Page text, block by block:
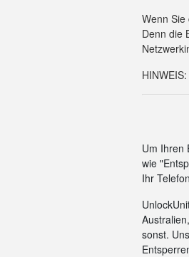
Wenn
Denn die
Um Ihren
wie
Ihr
sonst.